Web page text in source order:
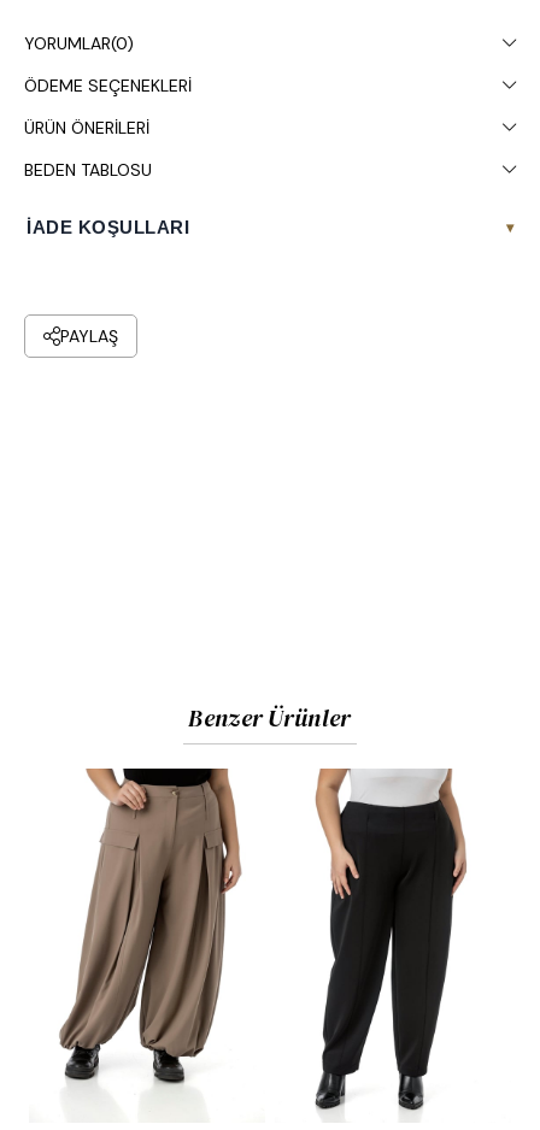
YORUMLAR(0)
ÖDEME SEÇENEKLERI
ÜRÜN ÖNERILERI
BEDEN TABLOSU
İADE KOŞULLARI ▾
PAYLAŞ
Benzer Ürünler